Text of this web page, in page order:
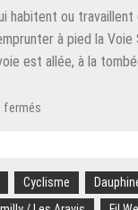
habitent ou
à pied la Voie
est allée, à la
fermés
La
Voie
Cyclisme